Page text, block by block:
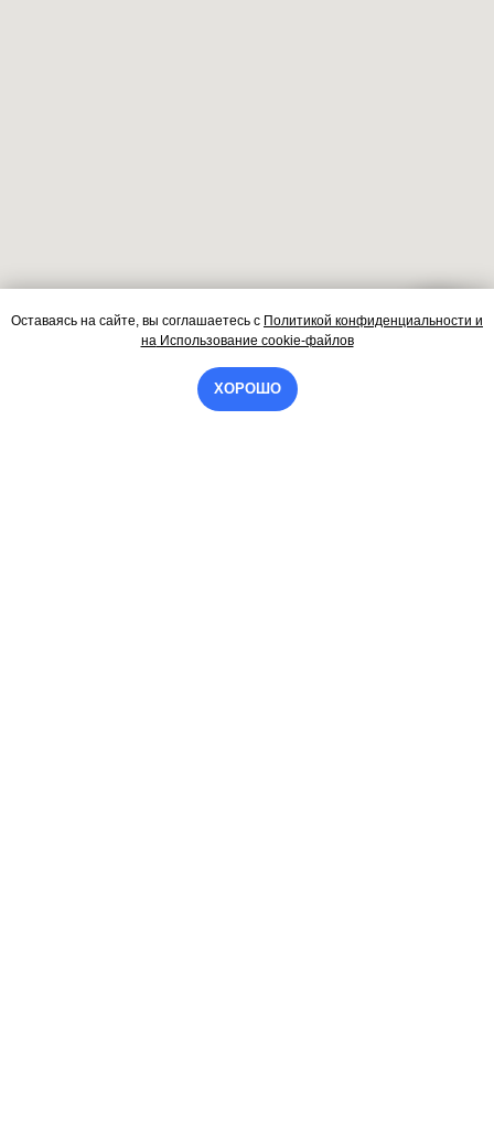
Оставаясь на сайте, вы соглашаетесь с Политикой конфиденциальности и
наИспользование cookie-файлов
ХОРОШО
Контакты